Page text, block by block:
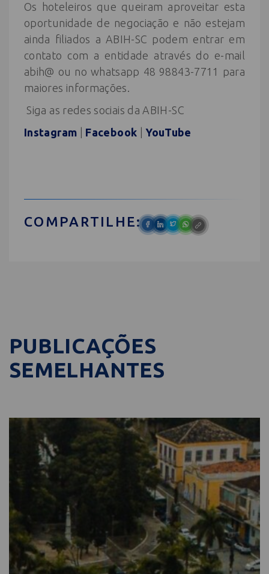
Os hoteleiros que queiram aproveitar esta
oportunidade de negociação e não estejam
ainda filiados a ABIH-SC podem entrar em
contato com a entidade através do e-mail
abih@ ou no whatsapp 48 98843-7711 para
maiores informações.
Siga as redes sociais da ABIH-SC
Instagram
Facebook |YouTube
COMPARTILHE:
PUBLICAÇÕES
SEMELHANTES